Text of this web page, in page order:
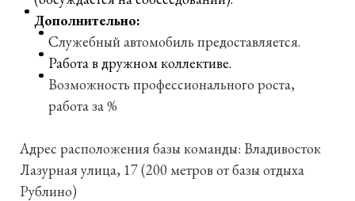
Дополнительно:
Служебный автомобиль предоставляется.
Работа в дружном коллективе.
Возможность профессионального роста,
работа за %
Адрес расположения базы команды: Владивосток
Лазурная улица, 17 (200 метров от базы отдыха
Рублино)